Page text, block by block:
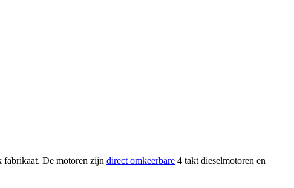
fabrikaat. De motoren zijn direct omkeerbare 4 takt dieselmotoren en